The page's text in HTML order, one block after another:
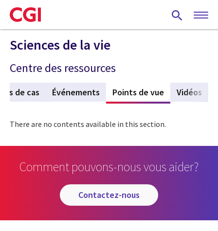
Skip
to
main
content
Sciences de la vie
Centre des ressources
de cas Événements Points de vue (active tab)
Vidéos
There are no contents available in this section.
Comment pouvons-nous vous aider?
contactez-nous